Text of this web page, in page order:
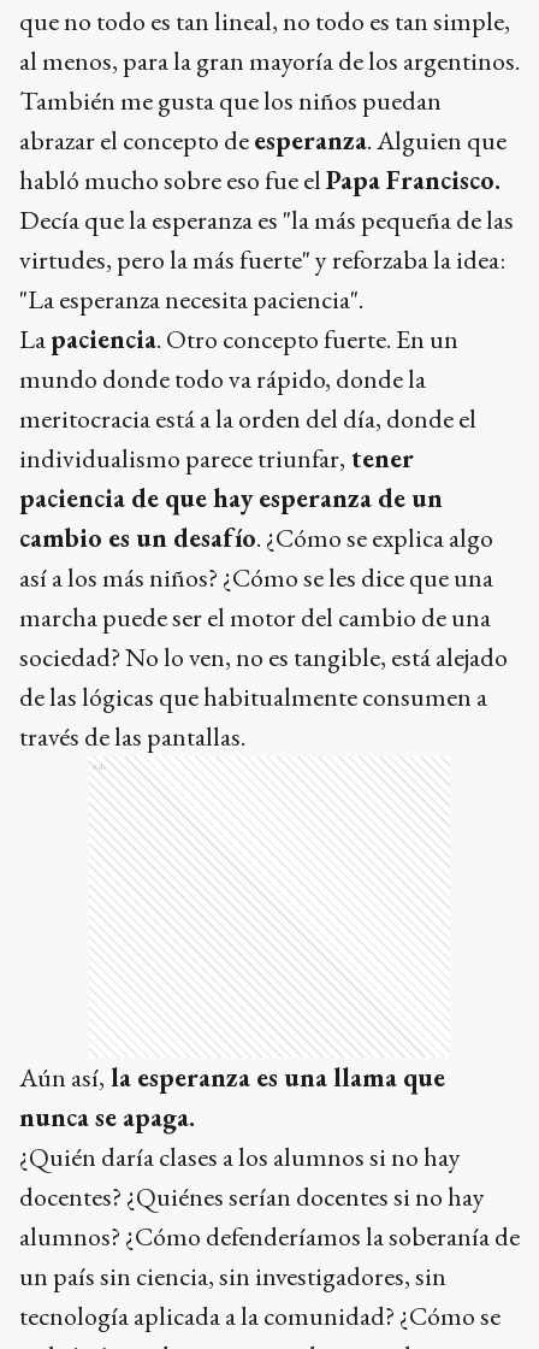
que no todo es tan lineal, no todo es tan simple,
al menos, para la gran mayoría de los argentinos.
También me gusta que los niños puedan
abrazar el concepto deesperanza. Alguien que
habló mucho sobre eso fue elPapa Francisco.
Decía que la esperanza es "la más pequeña de las
virtudes, pero la más fuerte" y reforzaba la idea:
"La esperanza necesita paciencia".
Lapaciencia. Otro concepto fuerte. En un
mundo donde todo va rápido, donde la
meritocracia está a la orden del día, donde el
individualismo parece triunfar, tener
paciencia de que hay esperanza de un
cambio es un desafío. ¿Cómo se explica algo
así a los más niños? ¿Cómo se les dice que una
marcha puede ser el motor del cambio de una
sociedad? No lo ven, no es tangible, está alejado
de las lógicas que habitualmente consumen a
través de las pantallas.
Ads
Aún así, la esperanza es una llama que
nunca se apaga.
¿Quién daría clases a los alumnos si no hay
docentes? ¿Quiénes serían docentes si no hay
alumnos? ¿Cómo defenderíamos la soberanía de
un país sin ciencia, sin investigadores, sin
tecnología aplicada a la comunidad? ¿Cómo se